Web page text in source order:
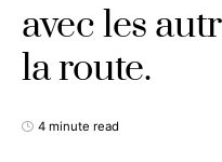
avec les
la route.
4 minute read